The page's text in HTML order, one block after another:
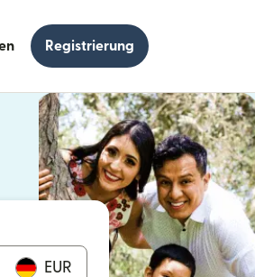
Registrierung
EUR